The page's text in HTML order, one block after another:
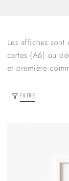
Les affiches sont
cartes (A6) ou
et première
FILTRE